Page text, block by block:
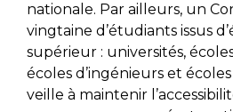
nationale. Par ailleurs, un
vingtaine d’étudiants issus
supérieur : universités,
écoles d’ingénieurs et
veille à maintenir